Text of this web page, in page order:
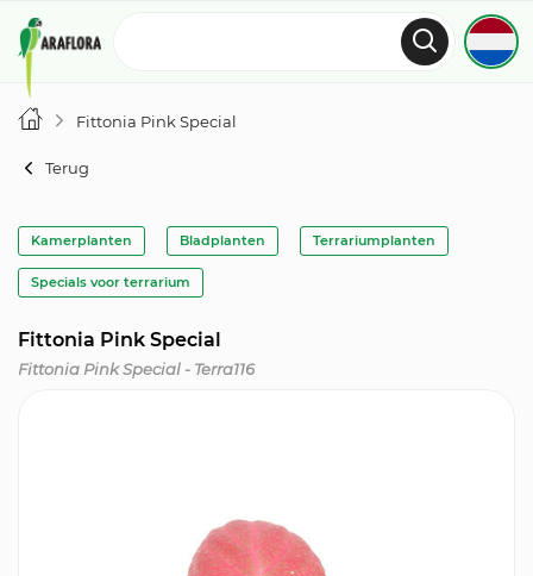
Fittonia Pink Special
Terug
Kamerplanten Bladplanten Terrariumplanten
Specials voor terrarium
Fittonia Pink Special
Fittonia Pink Special - Terra116